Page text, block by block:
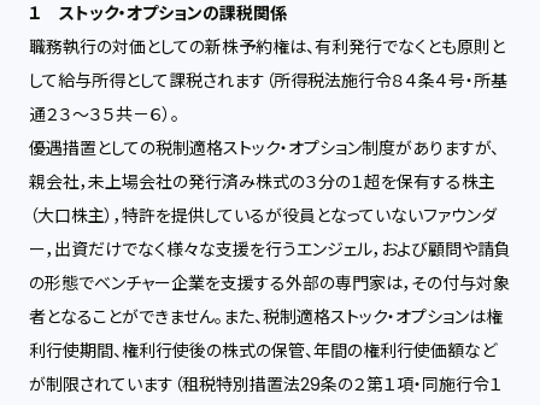
１ ストック・オプションの課税関係
職務執行の対価としての新株予約権は、有利発行でなくとも原則と
して給与所得として課税されます（所得税法施行令８４条４号・所基
通２３～３５共－６）。
優遇措置としての税制適格ストック・オプション制度がありますが、
親会社，未上場会社の発行済み株式の３分の１超を保有する株主
（大口株主），特許を提供しているが役員となっていないファウンダ
ー，出資だけでなく様々な支援を行うエンジェル，および顧問や請負
の形態でベンチャー企業を支援する外部の専門家は，その付与対象
者となることができません。また、税制適格ストック・オプションは権
利行使期間、権利行使後の株式の保管、年間の権利行使価額など
が制限されています（租税特別措置法29条の２第１項・同施行令１